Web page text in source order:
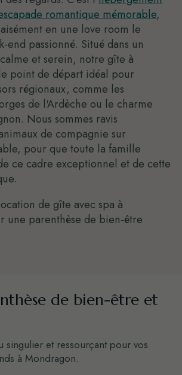
romantique mémorable,
en une love room le
end passionné. Situé dans un
et serein, notre gîte à
point de départ idéal pour
régionaux, comme les
de l'Ardèche ou le charme
Nous sommes ravis
de compagnie sur
pour que toute la famille
ce cadre exceptionnel et de cette
de gîte avec spa à
une parenthèse de bien-être
de bien-être et
singulier et ressourçant pour vos
à Mondragon.